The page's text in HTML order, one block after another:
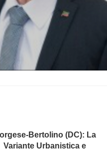
Bertolino (DC): La
Variante Urbanistica e